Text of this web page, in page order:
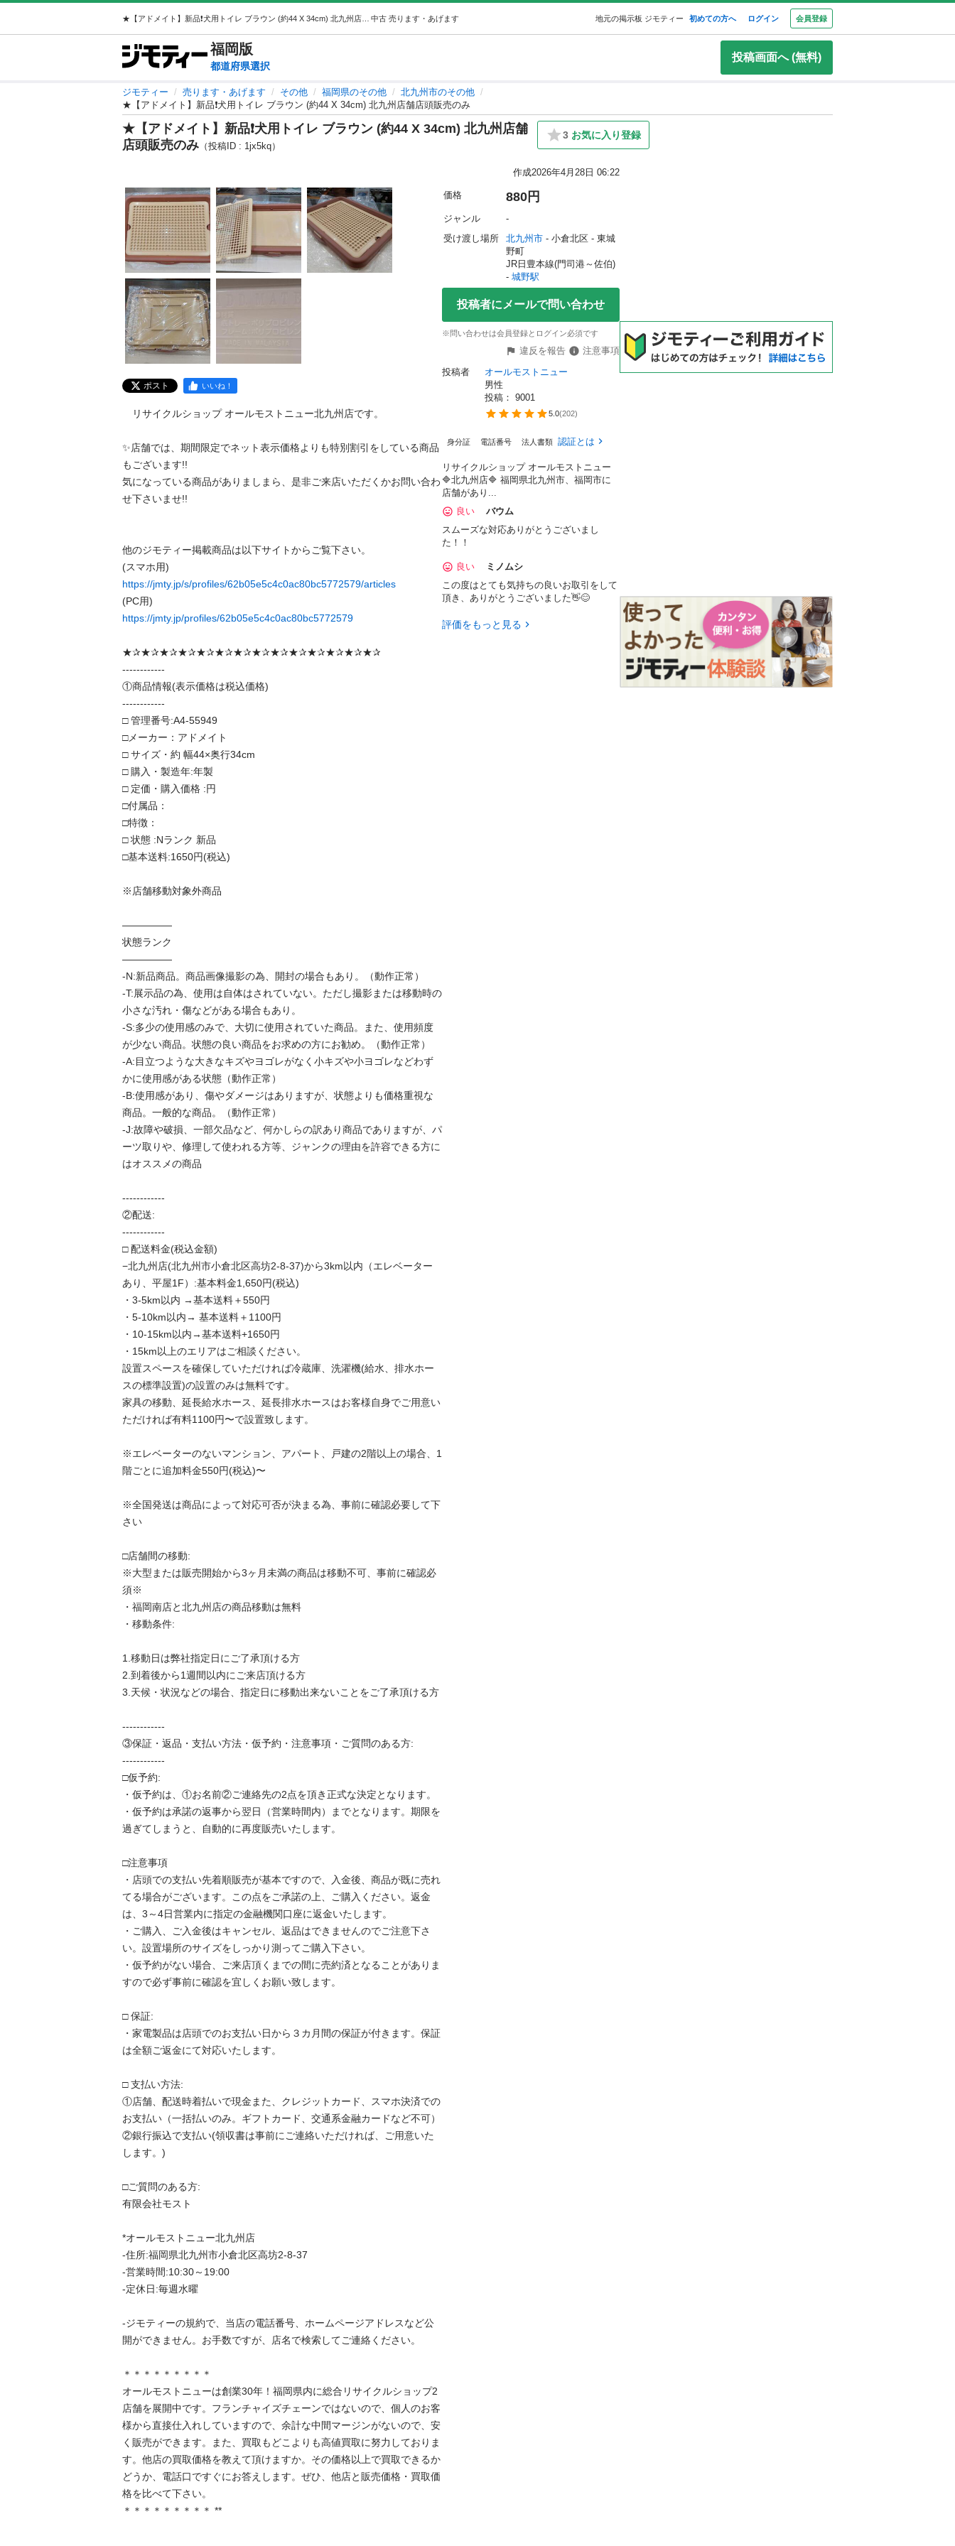
中古 売ります・あげます 地元の掲示板 ジモティー 初めての方へ ログイン 会員登録
福岡版
都道府県選択
投稿画面へ (無料)
ジモティー 売ります・あげます その他 福岡県のその他
北九州市のその他
★【アドメイト】新品❗犬用トイレ ブラウン (約44 X 34cm) 北九州店舗店頭販売のみ
★【アドメイト】新品❗犬用トイレ ブラウン (約44 X 34cm) 北九州店舗
店頭販売のみ （投稿ID : 1jx5kq）
3 お気に入り登録
作成2026年4月28日 06:22
ポスト いいね！
リサイクルショップ オールモストニュー北九州店です。
✨️店舗では、期間限定でネット表示価格よりも特別割引をしている商品
もございます!!
気になっている商品がありましまら、是非ご来店いただくかお問い合わ
せ下さいませ!!
他のジモティー掲載商品は以下サイトからご覧下さい。
https://jmty.jp/s/profiles/62b05e5c4c0ac80bc5772579/articles
https://jmty.jp/profiles/62b05e5c4c0ac80bc5772579
★✰★✰★✰★✰★✰★✰★✰★✰★✰★✰★✰★✰★✰★✰
------------
①商品情報(表示価格は税込価格)
------------
□ 管理番号:A4-55949
□メーカー：アドメイト
□ サイズ・約 幅44×奥行34cm
□ 購入・製造年:年製
□ 定価・購入価格 :円
□付属品：
□特徴：
□ 状態 :Nランク 新品
□基本送料:1650円(税込)
※店舗移動対象外商品
―――――
状態ランク
―――――
-N:新品商品。商品画像撮影の為、開封の場合もあり。（動作正常）
-T:展示品の為、使用は自体はされていない。ただし撮影または移動時の
小さな汚れ・傷などがある場合もあり。
-S:多少の使用感のみで、大切に使用されていた商品。また、使用頻度
が少ない商品。状態の良い商品をお求めの方にお勧め。（動作正常）
-A:目立つような大きなキズやヨゴレがなく小キズや小ヨゴレなどわず
かに使用感がある状態（動作正常）
-B:使用感があり、傷やダメージはありますが、状態よりも価格重視な
商品。一般的な商品。（動作正常）
-J:故障や破損、一部欠品など、何かしらの訳あり商品でありますが、パ
ーツ取りや、修理して使われる方等、ジャンクの理由を許容できる方に
はオススメの商品
------------
②配送:
------------
□ 配送料金(税込金額)
−北九州店(北九州市小倉北区高坊2-8-37)から3km以内（エレベーター
あり、平屋1F）:基本料金1,650円(税込)
・3-5km以内 →基本送料＋550円
・5-10km以内→ 基本送料＋1100円
・10-15km以内→基本送料+1650円
・15km以上のエリアはご相談ください。
設置スペースを確保していただければ冷蔵庫、洗濯機(給水、排水ホー
スの標準設置)の設置のみは無料です。
家具の移動、延長給水ホース、延長排水ホースはお客様自身でご用意い
ただければ有料1100円〜で設置致します。
※エレベーターのないマンション、アパート、戸建の2階以上の場合、1
階ごとに追加料金550円(税込)〜
※全国発送は商品によって対応可否が決まる為、事前に確認必要して下
さい
□店舗間の移動:
※大型または販売開始から3ヶ月未満の商品は移動不可、事前に確認必
須※
・福岡南店と北九州店の商品移動は無料
・移動条件:
1.移動日は弊社指定日にご了承頂ける方
2.到着後から1週間以内にご来店頂ける方
3.天候・状況などの場合、指定日に移動出来ないことをご了承頂ける方
------------
③保証・返品・支払い方法・仮予約・注意事項・ご質問のある方:
------------
□仮予約:
・仮予約は、①お名前②ご連絡先の2点を頂き正式な決定となります。
・仮予約は承諾の返事から翌日（営業時間内）までとなります。期限を
過ぎてしまうと、自動的に再度販売いたします。
□注意事項
・店頭での支払い先着順販売が基本ですので、入金後、商品が既に売れ
てる場合がございます。この点をご承諾の上、ご購入ください。返金
は、3～4日営業内に指定の金融機関口座に返金いたします。
・ご購入、ご入金後はキャンセル、返品はできませんのでご注意下さ
い。設置場所のサイズをしっかり測ってご購入下さい。
・仮予約がない場合、ご来店頂くまでの間に売約済となることがありま
すので必ず事前に確認を宜しくお願い致します。
□ 保証:
・家電製品は店頭でのお支払い日から３カ月間の保証が付きます。保証
は全額ご返金にて対応いたします。
□ 支払い方法:
①店舗、配送時着払いで現金また、クレジットカード、スマホ決済での
お支払い（一括払いのみ。ギフトカード、交通系金融カードなど不可）
②銀行振込で支払い(領収書は事前にご連絡いただければ、ご用意いた
します。)
□ご質問のある方:
有限会社モスト
*オールモストニュー北九州店
-住所:福岡県北九州市小倉北区高坊2-8-37
-営業時間:10:30～19:00
-定休日:毎週水曜
-ジモティーの規約で、当店の電話番号、ホームページアドレスなど公
開ができません。お手数ですが、店名で検索してご連絡ください。
＊＊＊＊＊＊＊＊＊
オールモストニューは創業30年！福岡県内に総合リサイクルショップ2
店舗を展開中です。フランチャイズチェーンではないので、個人のお客
様から直接仕入れしていますので、余計な中間マージンがないので、安
く販売ができます。また、買取もどこよりも高値買取に努力しておりま
す。他店の買取価格を教えて頂けますか。その価格以上で買取できるか
どうか、電話口ですぐにお答えします。ぜひ、他店と販売価格・買取価
格を比べて下さい。
＊＊＊＊＊＊＊＊＊ **
価格 880円
ジャンル
-
受け渡し場所
北九州市 - 小倉北区 - 東城
野町
JR日豊本線(門司港～佐伯)
- 城野駅
投稿者にメールで問い合わせ
※問い合わせは会員登録とログイン必須です
違反を報告
注意事項
投稿者
オールモストニュー
男性
投稿： 9001
5.0(202)
身分証 電話番号 法人書類 認証とは
リサイクルショップ オールモストニュー
🔷北九州店🔷 福岡県北九州市、福岡市に
店舗があり...
良い
バウム
スムーズな対応ありがとうございまし
た！！
良い
ミノムシ
この度はとても気持ちの良いお取引をして
頂き、ありがとうございました👋😊
評価をもっと見る